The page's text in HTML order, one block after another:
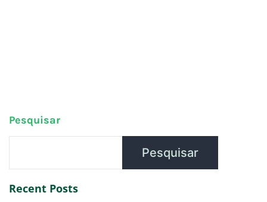
Pesquisar
Pesquisar
Recent Posts